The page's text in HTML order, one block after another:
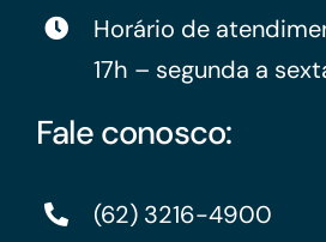
Horário de
17h – segunda a
Fale conosco:
(62) 3216-4900